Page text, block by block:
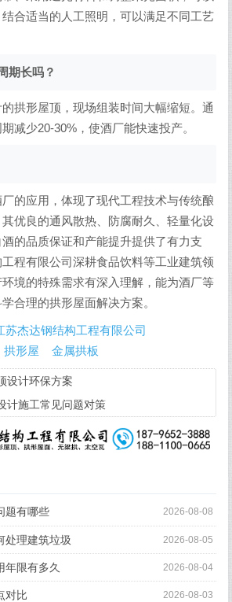
合适当的人工照明，可以满足不同工艺
期长吗？
拱形屋顶，现场组装时间大幅缩短。通
减少20-30%，使酒厂能快速投产。
的应用，体现了现代工程技术与传统酿
优良的通风散热、防腐耐久、轻量化设
的品质保证和产能提升提供了有力支
程有限公司深耕食品饮料等工业建筑领
境的特殊需求有深入理解，能为酒厂等
合理的拱形屋面解决方案。
苏杰达钢结构工程有限公司
拱形屋 金属拱板
设计环保方案
计施工常见问题对策
2026-08-08
题有哪些
2026-08-05
处理建筑垃圾
2026-08-04
年限有多久
2026-08-03
对比